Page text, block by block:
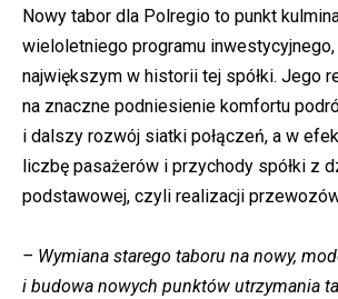
Nowy tabor dla Polregio to punkt
wieloletniego programu
największym w historii tej spółki. Jego
na znaczne podniesienie komfortu
i dalszy rozwój siatki połączeń, a w
liczbę pasażerów i przychody spółki z
podstawowej, czyli realizacji
– Wymiana starego taboru na nowy,
i budowa nowych punktów utrzymania